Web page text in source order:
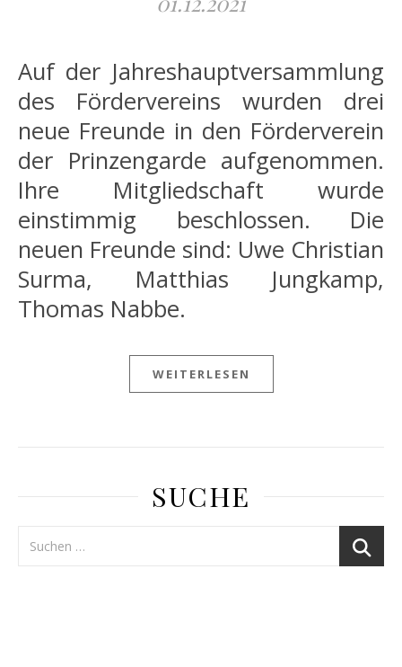
Auf der Jahreshauptversammlung
des Fördervereins wurden drei
neue Freunde in den Förderverein
der Prinzengarde aufgenommen.
Ihre Mitgliedschaft wurde
einstimmig beschlossen. Die
neuen Freunde sind: Uwe Christian
Surma, Matthias Jungkamp,
Thomas Nabbe.
WEITERLESEN
SUCHE